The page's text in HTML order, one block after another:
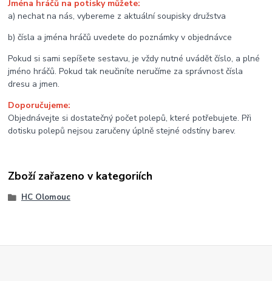
Jména hráčů na potisky můžete:
a) nechat na nás, vybereme z aktuální soupisky družstva
b) čísla a jména hráčů uvedete do poznámky v objednávce
Pokud si sami sepíšete sestavu, je vždy nutné uvádět číslo, a plné
jméno hráčů. Pokud tak neučiníte neručíme za správnost čísla
dresu a jmen.
Doporučujeme:
Objednávejte si dostatečný počet polepů, které potřebujete. Při
dotisku polepů nejsou zaručeny úplně stejné odstíny barev.
Zboží zařazeno v kategoriích
HC Olomouc